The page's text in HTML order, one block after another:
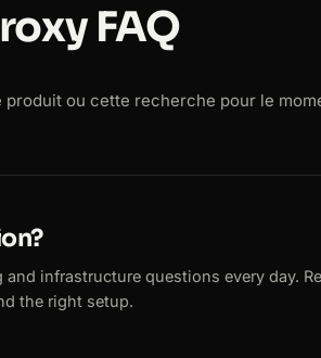
FAQ
produit ou cette recherche pour le
and infrastructure questions every day.
the right setup.